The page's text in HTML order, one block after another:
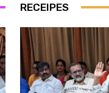
RECEIPES